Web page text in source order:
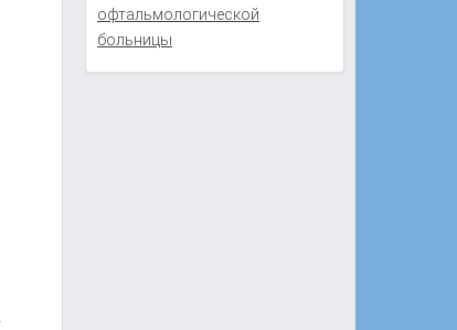
офтальмологической
больницы